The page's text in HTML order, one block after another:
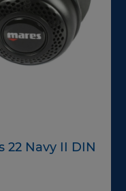
22 Navy II DIN